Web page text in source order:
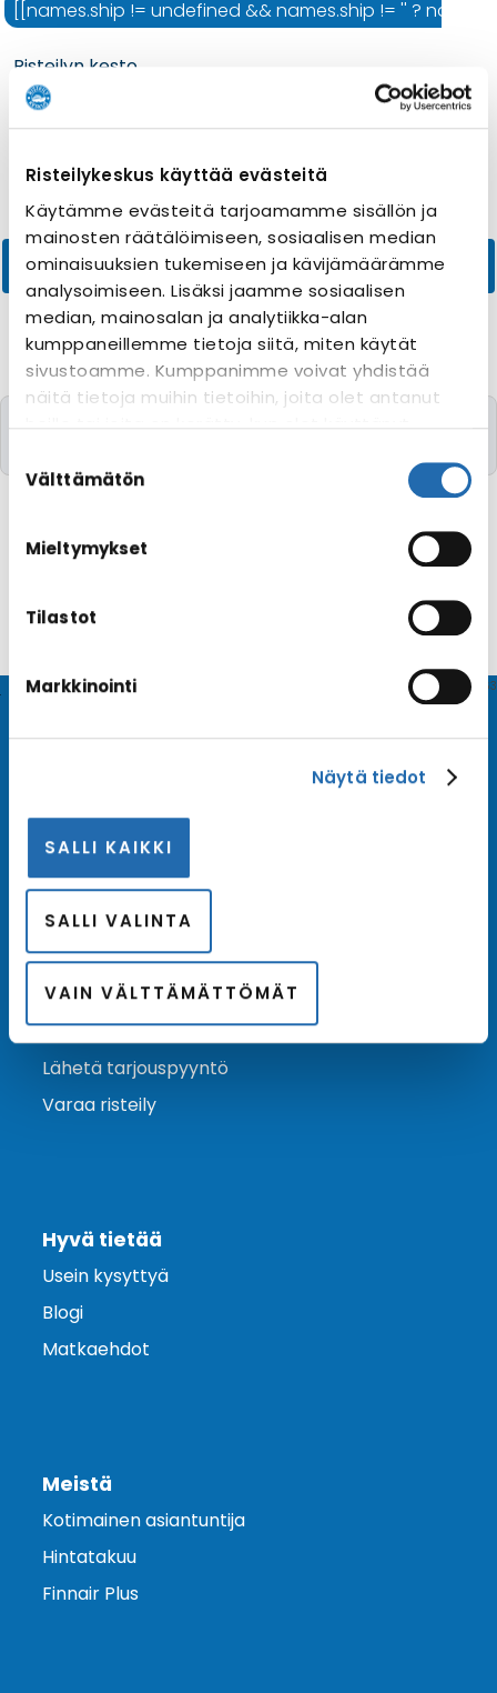
Risteilykeskus käyttää evästeitä
Käytämme evästeitä tarjoamamme sisällön ja
mainosten räätälöimiseen, sosiaalisen median
ominaisuuksien tukemiseen ja kävijämäärämme
analysoimiseen. Lisäksi jaamme sosiaalisen
median, mainosalan ja analytiikka-alan
kumppaneillemme tietoja siitä, miten käytät
sivustoamme. Kumppanimme voivat yhdistää
näitä tietoja muihin tietoihin, joita olet antanut
evästeasetuksiesi hyväksyntää sivuston
linkistä.
valinta
Välttämätön
Mieltymykset
Tilastot
Markkinointi
Näytä tiedot
SALLI KAIKKI
SALLI VALINTA
VAIN VÄLTTÄMÄTTÖMÄT
[[names.ship != undefined && names.ship != '' ?
Risteilyn kesto
V4.1663
varustamoiden tarjouksista ja kampanjaeduista.
Ota yhteyttä
Asiakaspalvelu
Lähetä tarjouspyyntö
Varaa risteily
Hyvä tietää
Usein kysyttyä
Blogi
Matkaehdot
Meistä
Kotimainen asiantuntija
Hintatakuu
Finnair Plus